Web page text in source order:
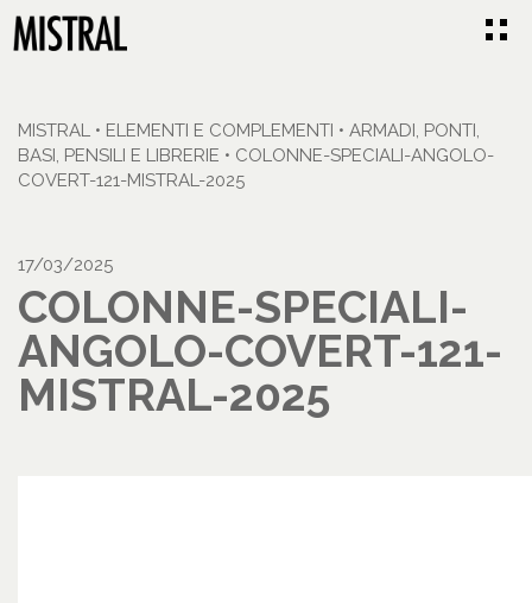
MISTRAL • ELEMENTI E COMPLEMENTI • ARMADI, PONTI,
BASI, PENSILI E LIBRERIE • COLONNE-SPECIALI-ANGOLO-
COVERT-121-MISTRAL-2025
17/03/2025
COLONNE-SPECIALI-
ANGOLO-COVERT-121-
MISTRAL-2025